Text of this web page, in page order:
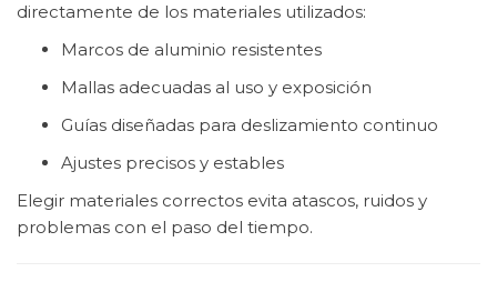
directamente de los materiales utilizados:
Marcos de aluminio resistentes
Mallas adecuadas al uso y exposición
Guías diseñadas para deslizamiento continuo
Ajustes precisos y estables
Elegir materiales correctos evita atascos, ruidos y
problemas con el paso del tiempo.